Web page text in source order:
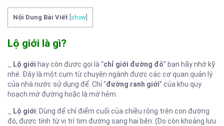
Nội Dung Bài Viết show
Lộ giới là gì?
Lộ giới hay còn được gọi là “chỉ giới đường đỏ” bạn hãy nhớ kỹ
nhé. Đây là một cụm từ chuyên ngành được các cơ quan quản lý
của nhà nước sử dụng để. Chỉ “đường ranh giới” của khu quy
hoạch mở đường hoặc là mở hẻm.
Lộ giới: Dùng để chỉ điểm cuối của chiều rộng trên con đường
đó, được tính từ vị trí tim đường sang hai bên. (Do còn khoảng lưu